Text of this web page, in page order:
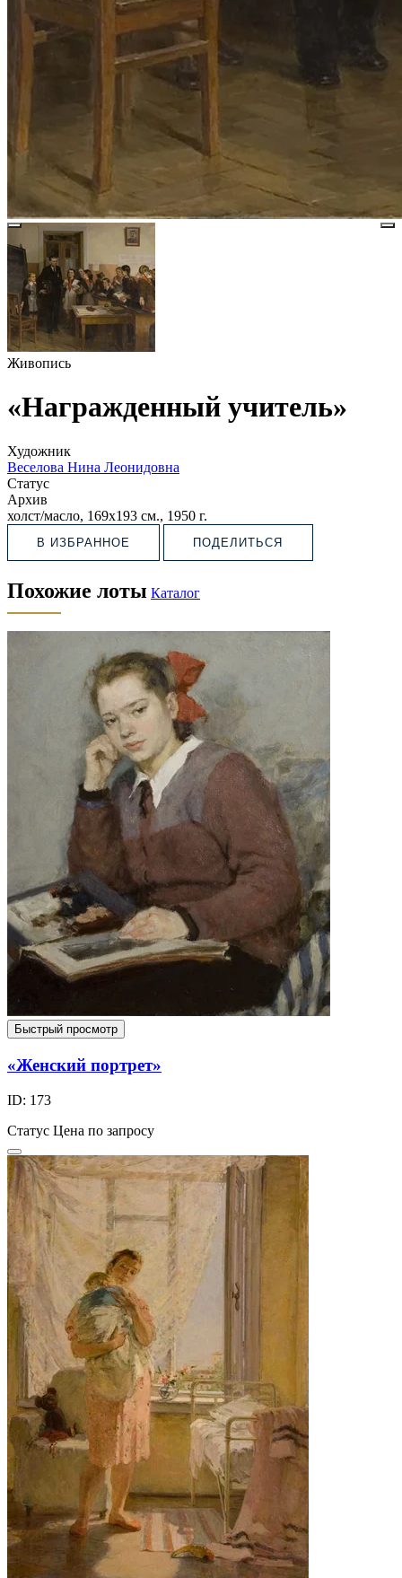
Живопись
«Награжденный учитель»
Художник
Веселова Нина Леонидовна
Статус
Архив
холст/масло, 169х193 см., 1950 г.
В ИЗБРАННОЕ ПОДЕЛИТЬСЯ
Похожие лоты Каталог
Быстрый просмотр
«Женский портрет»
ID: 173
Статус Цена по запросу